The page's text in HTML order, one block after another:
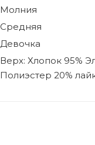
Молния
Средняя
Девочка
Верх: Хлопок 95%
Полиэстер 20%